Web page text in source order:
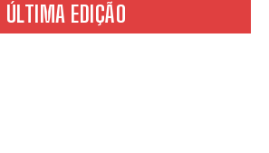
ÚLTIMA EDIÇÃO